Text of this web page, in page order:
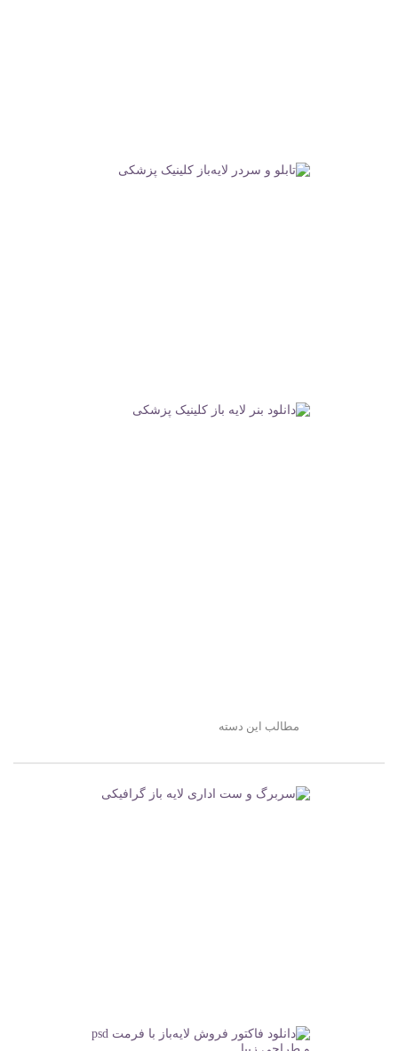
مطالب این دسته